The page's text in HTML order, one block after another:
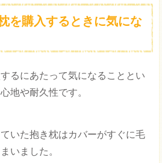
を購入するときに気にな
るにあたって気になることとい
地や耐久性です。
いた抱き枕はカバーがすぐに毛
いました。